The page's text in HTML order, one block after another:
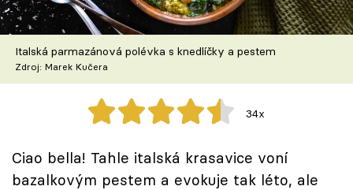
Škola vaření
Recepty z TV
Speciál: Cuketa
Těhotnej kuchař
Sledujte prima+
Italská parmazánová polévka s knedlíčky a pestem
Zdroj: Marek Kučera
34x
Ciao bella! Tahle italská krasavice voní
bazalkovým pestem a evokuje tak léto, ale